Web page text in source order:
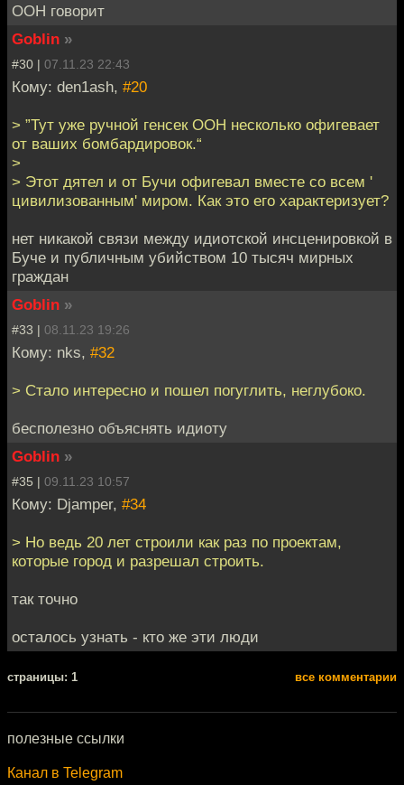
ООН говорит
Goblin »
#30 | 07.11.23 22:43
Кому: den1ash, #20
> ”Тут уже ручной генсек ООН несколько офигевает
от ваших бомбардировок.“
>
> Этот дятел и от Бучи офигевал вместе со всем '
цивилизованным' миром. Как это его характеризует?
нет никакой связи между идиотской инсценировкой в
Буче и публичным убийством 10 тысяч мирных
граждан
Goblin »
#33 | 08.11.23 19:26
Кому: nks, #32
> Стало интересно и пошел погуглить, неглубоко.
бесполезно объяснять идиоту
Goblin »
#35 | 09.11.23 10:57
Кому: Djamper, #34
> Но ведь 20 лет строили как раз по проектам,
которые город и разрешал строить.
так точно
осталось узнать - кто же эти люди
cтраницы: 1 все комментарии
полезные ссылки
Канал в Telegram